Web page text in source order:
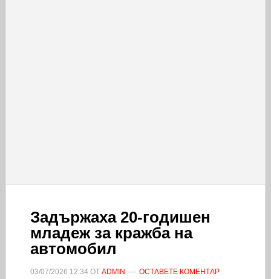
Задържаха 20-годишен
младеж за кражба на
автомобил
03/07/2026 12:34ОТ ADMIN ОСТАВЕТЕ КОМЕНТАР